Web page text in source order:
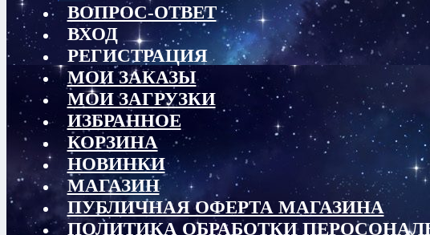
ВОПРОС-ОТВЕТ
ВХОД
РЕГИСТРАЦИЯ
МОИ ЗАКАЗЫ
МОИ ЗАГРУЗКИ
ИЗБРАННОЕ
КОРЗИНА
НОВИНКИ
МАГАЗИН
ПУБЛИЧНАЯ ОФЕРТА МАГАЗИНА
ПОЛИТИКА ОБРАБОТКИ